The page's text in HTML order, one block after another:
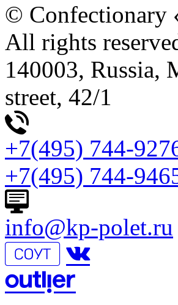
© Confectionary
All rights
140003, Russia,
street, 42/1
+7(495) 744-
+7(495) 744-
info@kp-polet.ru